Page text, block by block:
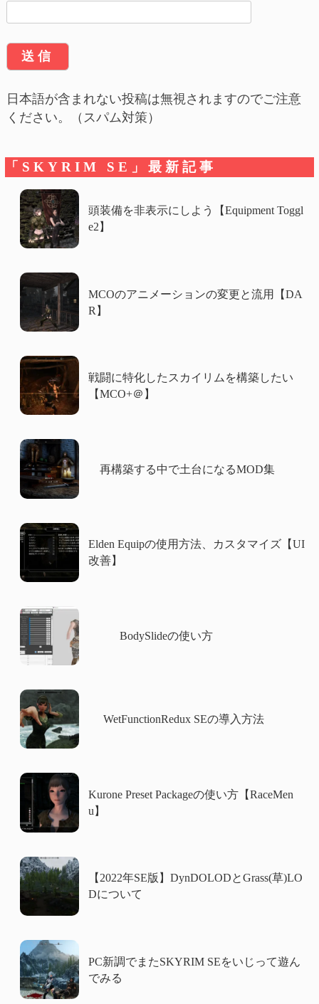
日本語が含まれない投稿は無視されますのでご注意
ください。（スパム対策）
「SKYRIM SE」最新記事
頭装備を非表示にしよう【Equipment Toggl
e2】
MCOのアニメーションの変更と流用【DA
R】
戦闘に特化したスカイリムを構築したい
【MCO+＠】
再構築する中で土台になるMOD集
Elden Equipの使用方法、カスタマイズ【UI
改善】
BodySlideの使い方
WetFunctionRedux SEの導入方法
Kurone Preset Packageの使い方【RaceMen
u】
【2022年SE版】DynDOLODとGrass(草)LO
Dについて
PC新調でまたSKYRIM SEをいじって遊ん
でみる